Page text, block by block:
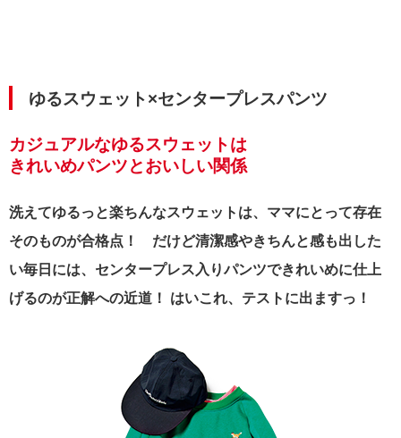
ゆるスウェット×センタープレスパンツ
カジュアルなゆるスウェットは
きれいめパンツとおいしい関係
洗えてゆるっと楽ちんなスウェットは、ママにとって存在
そのものが合格点！ だけど清潔感やきちんと感も出した
い毎日には、センタープレス入りパンツできれいめに仕上
げるのが正解への近道！ はいこれ、テストに出ますっ！